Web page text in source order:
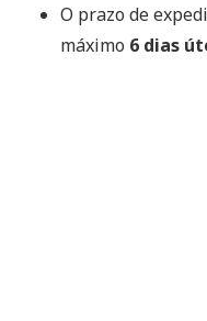
O prazo de
máximo 6 dias